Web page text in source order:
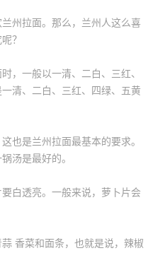
州拉面。那么，兰州人这么喜
？
，一般以一清、二白、三红、
清、二白、三红、四绿、五黄
也是兰州拉面最基本的要求。
汤是最好的。
白透亮。一般来说，萝卜片会
香菜和面条，也就是说，辣椒